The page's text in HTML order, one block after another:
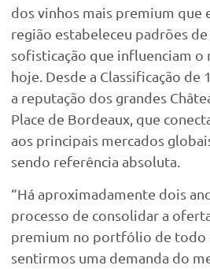
dos vinhos mais premium que
região estabeleceu padrões
sofisticação que influenciam o
hoje. Desde a Classificação de
a reputação dos grandes
Place de Bordeaux, que
aos principais mercados
sendo referência absoluta.
“Há aproximadamente dois
processo de consolidar a
premium no portfólio de todo
sentirmos uma demanda do